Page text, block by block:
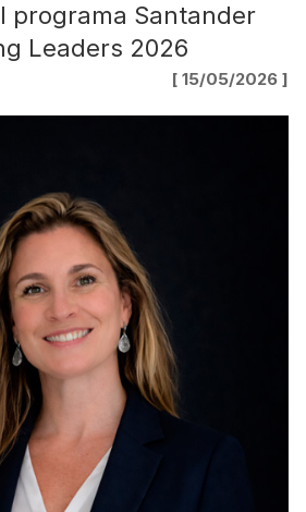
programa Santander
Leaders 2026
[ 15/05/2026 ]